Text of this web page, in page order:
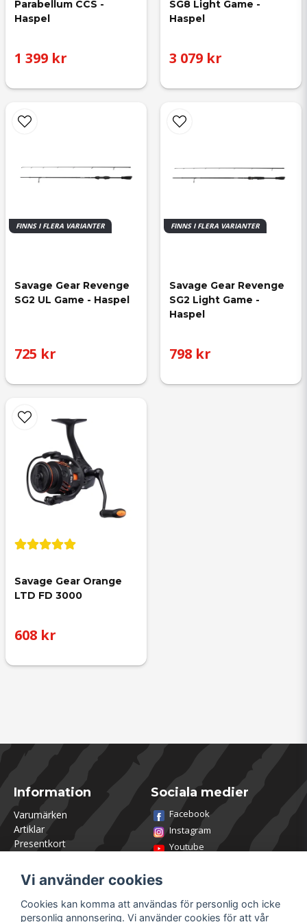
Parabellum CCS -
Haspel
1 399 kr
SG8 Light Game -
Haspel
3 079 kr
FINNS I FLERA VARIANTER
Savage Gear Revenge
SG2 UL Game - Haspel
725 kr
FINNS I FLERA VARIANTER
Savage Gear Revenge
SG2 Light Game -
Haspel
798 kr
Savage Gear Orange
LTD FD 3000
608 kr
Information
Varumärken
Artiklar
Presentkort
Om Utklasad
Team Utklasad
Recensera och vinn
Öppettider Lagershop
Sociala medier
Facebook
Instagram
Youtube
Vi använder cookies
Cookies kan komma att användas för personlig och icke
personlig annonsering. Vi använder cookies för att vår